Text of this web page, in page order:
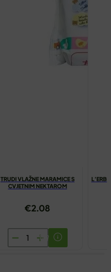
TRUDI VLAŽNE MARAMICE S
CVJETNIM NEKTAROM
€2.08
TRUDI
VLAŽNE